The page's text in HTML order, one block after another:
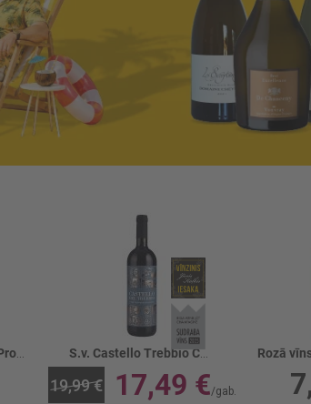
Dzirkst.vīns Martini Prosecco 11.5% S.v. Castello Trebbio Chianti Riserva 13.5%
19,99 € 17,49 €